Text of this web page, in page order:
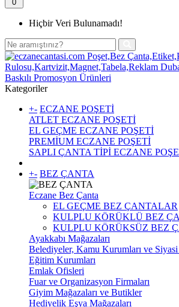
0
Hiçbir Veri Bulunamadı!
Kategoriler
+- ECZANE POŞETİ
ATLET ECZANE POŞETİ
EL GEÇME ECZANE POŞETİ
PREMİUM ECZANE POŞETİ
SAPLI ÇANTA TİPİ ECZANE
+- BEZ ÇANTA
Eczane Bez Çanta
EL GEÇME BEZ ÇANTALAR
KULPLU KÖRÜKLÜ BEZ
KULPLU KÖRÜKSÜZ BEZ
Ayakkabı Mağazaları
Belediyeler, Kamu Kurumları ve
Eğitim Kurumları
Emlak Ofisleri
Fuar ve Organizasyon Firmaları
Giyim Mağazaları ve Butikler
Hediyelik Eşya Mağazaları